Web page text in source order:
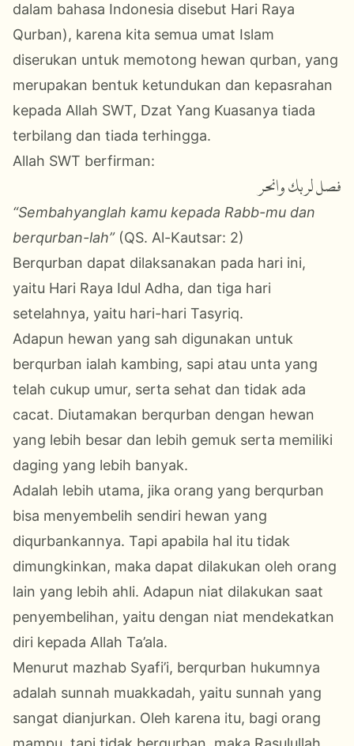
dalam bahasa Indonesia disebut Hari Raya
Qurban), karena kita semua umat Islam
diserukan untuk memotong hewan qurban, yang
merupakan bentuk ketundukan dan kepasrahan
kepada Allah SWT, Dzat Yang Kuasanya tiada
terbilang dan tiada terhingga.
Allah SWT berfirman:
فصل لربك وانحر
“Sembahyanglah kamu kepada Rabb-mu dan
berqurban-lah” (QS. Al-Kautsar: 2)
Berqurban dapat dilaksanakan pada hari ini,
yaitu Hari Raya Idul Adha, dan tiga hari
setelahnya, yaitu hari-hari Tasyriq.
Adapun hewan yang sah digunakan untuk
berqurban ialah kambing, sapi atau unta yang
telah cukup umur, serta sehat dan tidak ada
cacat. Diutamakan berqurban dengan hewan
yang lebih besar dan lebih gemuk serta memiliki
daging yang lebih banyak.
Adalah lebih utama, jika orang yang berqurban
bisa menyembelih sendiri hewan yang
diqurbankannya. Tapi apabila hal itu tidak
dimungkinkan, maka dapat dilakukan oleh orang
lain yang lebih ahli. Adapun niat dilakukan saat
penyembelihan, yaitu dengan niat mendekatkan
diri kepada Allah Ta’ala.
Menurut mazhab Syafi’i, berqurban hukumnya
adalah sunnah muakkadah, yaitu sunnah yang
sangat dianjurkan. Oleh karena itu, bagi orang